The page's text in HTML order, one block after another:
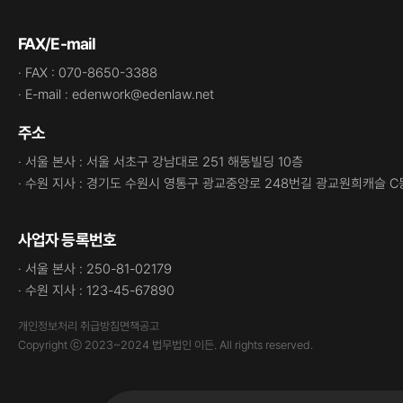
FAX/E-mail
· FAX : 070-8650-3388
· E-mail : edenwork@edenlaw.net
주소
· 서울 본사 : 서울 서초구 강남대로 251 해동빌딩 10층
· 수원 지사 : 경기도 수원시 영통구 광교중앙로 248번길 광교원희캐슬
사업자 등록번호
· 서울 본사 : 250-81-02179
· 수원 지사 : 123-45-67890
개인정보처리 취급방침면책공고
Copyright ⓒ 2023~2024 법무법인 이든. All rights reserved.